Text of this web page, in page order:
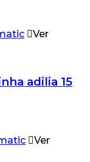
Ver
adilia 15
Ver